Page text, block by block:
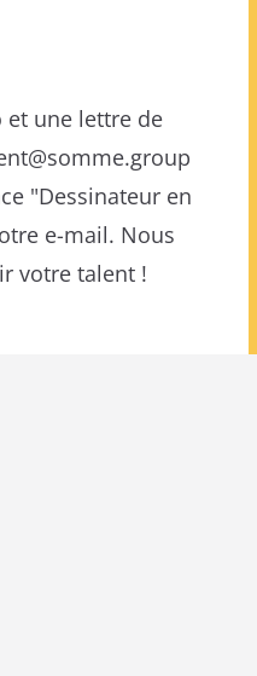
et une lettre de
"Dessinateur en
e-mail. Nous
votre talent !